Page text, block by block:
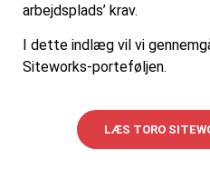
arbejdsplads’ krav.
I dette indlæg vil vi
Siteworks-porteføljen.
LÆS TORO